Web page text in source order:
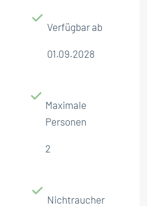
Verfügbar ab
01.09.2028
Maximale
Personen
2
Nichtraucher